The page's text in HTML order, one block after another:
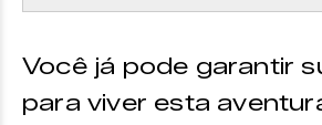
Você já pode garantir
para viver esta